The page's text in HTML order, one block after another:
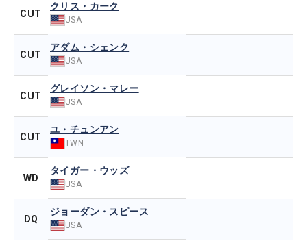
CUT
クリス・カーク
USA
CUT
アダム・シェンク
USA
CUT
グレイソン・マレー
USA
CUT
ユ・チュンアン
TWN
WD
タイガー・ウッズ
USA
DQ
ジョーダン・スピース
USA